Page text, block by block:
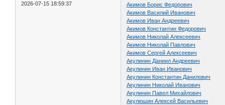
2026-07-15 18:59:37
Акимов Борис Федорович
Акимов Василий Иванович
Акимов Иван Андреевич
Акимов Константин Федорович
Акимов Николай Алексеевич
Акимов Николай Павлович
Акимов Сергей Алексеевич
Акулинин Даниил Андреевич
Акулинин Иван Иванович
Акулинин Константин Данилович
Акулинин Николай Иванович
Акулинин Павел Михайлович
Акулюшин Алексей Васильевич